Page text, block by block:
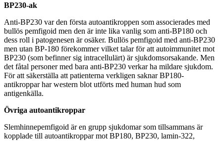
BP230-ak
Anti-BP230 var den första autoantikroppen som associerades med
bullös pemfigoid men den är inte lika vanlig som anti-BP180 och
dess roll i patogenesen är osäker. Bullös pemfigoid med anti-BP230
men utan BP-180 förekommer vilket talar för att autoimmunitet mot
BP230 (som befinner sig intracellulärt) är sjukdomsorsakande. Men
det fåtal personer med bara anti-BP230 verkar ha mildare sjukdom.
För att säkerställa att patienterna verkligen saknar BP180-
antikroppar har western blot utförts med human hud som
antigenkälla.
Övriga autoantikroppar
Slemhinnepemfigoid är en grupp sjukdomar som tillsammans är
kopplade till autoantikroppar mot BP180, BP230, lamin-322,